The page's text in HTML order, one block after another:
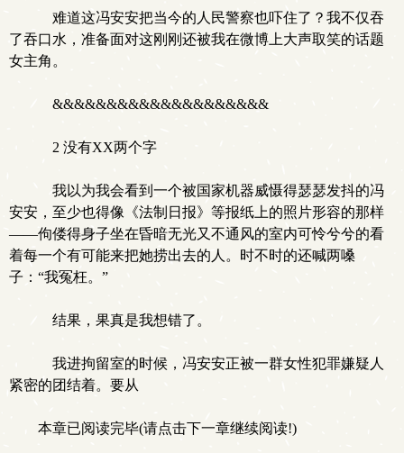
难道这冯安安把当今的人民警察也吓住了？我不仅吞
了吞口水，准备面对这刚刚还被我在微博上大声取笑的话题
女主角。
&&&&&&&&&&&&&&&&&&&&
2 没有XX两个字
我以为我会看到一个被国家机器威慑得瑟瑟发抖的冯
安安，至少也得像《法制日报》等报纸上的照片形容的那样
——佝偻得身子坐在昏暗无光又不通风的室内可怜兮兮的看
着每一个有可能来把她捞出去的人。时不时的还喊两嗓
子：“我冤枉。”
结果，果真是我想错了。
我进拘留室的时候，冯安安正被一群女性犯罪嫌疑人
紧密的团结着。要从
本章已阅读完毕(请点击下一章继续阅读!)